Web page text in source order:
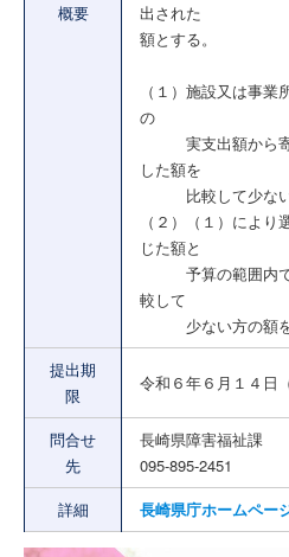
概要
出された
額とする。
（１）施設又は事
の
実支出額から寄
した額を
比較して少ない
（２）（１）によ
じた額と
予算の範囲内で
較して
少ない方の額を
提出期
限
令和６年６月１４日
問合せ
先
長崎県障害福祉課
095-895-2451
詳細
長崎県庁ホームペー